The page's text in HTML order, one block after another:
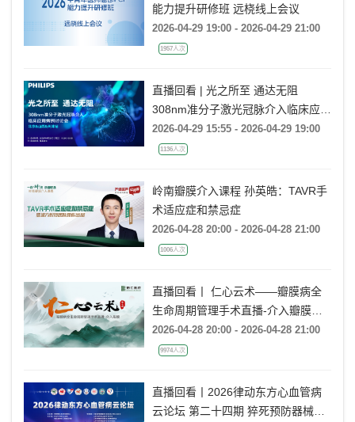
能力提升研修班 远桡线上会议
2026-04-29 19:00 - 2026-04-29 21:00
1957人次
直播回看 | 光之所至 通达无阻
308nm准分子激光冠脉介入临床应用
病例讨论会（北京&山西&天津站）
2026-04-29 15:55 - 2026-04-29 19:00
1136人次
岭南瓣膜介入课程 孙英皓：TAVR手
术适应症和禁忌症
2026-04-28 20:00 - 2026-04-28 21:00
1006人次
直播回看丨 仁心云术——瓣膜病全
生命周期管理手术直播-介入瓣膜
（第七期）
2026-04-28 20:00 - 2026-04-28 21:00
9974人次
直播回看丨2026律动东方心血管病
云论坛 第二十四期 猝死预防器械治